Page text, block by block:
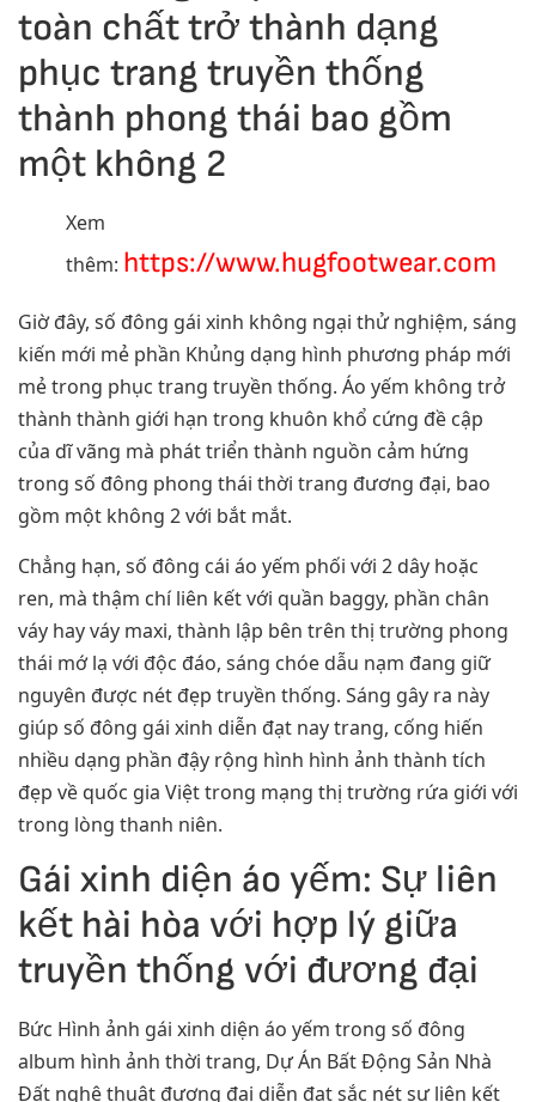
toàn chất trở thành dạng
phục trang truyền thống
thành phong thái bao gồm
một không 2
Xem
thêm: https://www.hugfootwear.com
Giờ đây, số đông gái xinh không ngại thử nghiệm, sáng
kiến mới mẻ phần Khủng dạng hình phương pháp mới
mẻ trong phục trang truyền thống. Áo yếm không trở
thành thành giới hạn trong khuôn khổ cứng đề cập
của dĩ vãng mà phát triển thành nguồn cảm hứng
trong số đông phong thái thời trang đương đại, bao
gồm một không 2 với bắt mắt.
Chẳng hạn, số đông cái áo yếm phối với 2 dây hoặc
ren, mà thậm chí liên kết với quần baggy, phần chân
váy hay váy maxi, thành lập bên trên thị trường phong
thái mớ lạ với độc đáo, sáng chóe dẫu nạm đang giữ
nguyên được nét đẹp truyền thống. Sáng gây ra này
giúp số đông gái xinh diễn đạt nay trang, cống hiến
nhiều dạng phần đậy rộng hình hình ảnh thành tích
đẹp về quốc gia Việt trong mạng thị trường rứa giới với
trong lòng thanh niên.
Gái xinh diện áo yếm: Sự liên
kết hài hòa với hợp lý giữa
truyền thống với đương đại
Bức Hình ảnh gái xinh diện áo yếm trong số đông
album hình ảnh thời trang, Dự Án Bất Động Sản Nhà
Đất nghệ thuật đương đại diễn đạt sắc nét sự liên kết